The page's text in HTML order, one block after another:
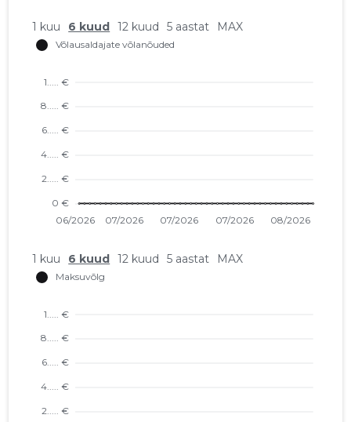
1 kuu 6 kuud 12 kuud 5 aastat MAX
1 kuu 6 kuud 12 kuud 5 aastat MAX